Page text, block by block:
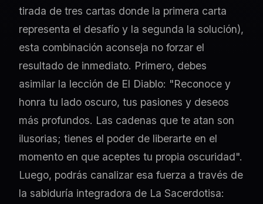
tirada de tres cartas donde la primera carta
representa el desafío y la segunda la solución),
esta combinación aconseja no forzar el
resultado de inmediato. Primero, debes
asimilar la lección de El Diablo: "Reconoce y
honra tu lado oscuro, tus pasiones y deseos
más profundos. Las cadenas que te atan son
ilusorias; tienes el poder de liberarte en el
momento en que aceptes tu propia oscuridad".
Luego, podrás canalizar esa fuerza a través de
la sabiduría integradora de La Sacerdotisa: